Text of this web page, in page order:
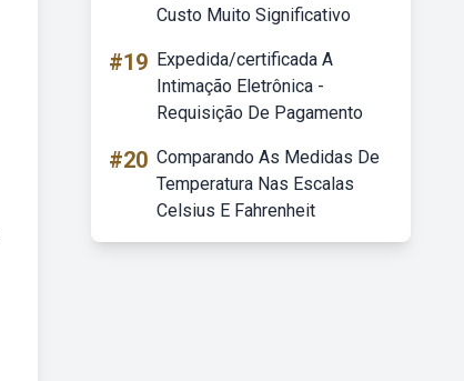
Custo Muito Significativo
#19 Expedida/certificada A
Intimação Eletrônica -
Requisição De Pagamento
#20 Comparando As Medidas De
Temperatura Nas Escalas
Celsius E Fahrenheit